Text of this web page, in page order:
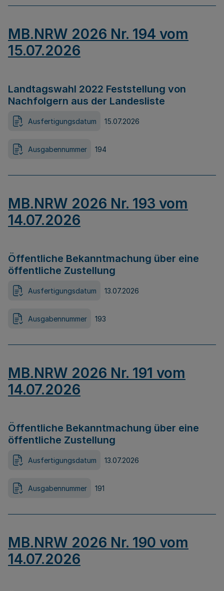
MB.NRW 2026 Nr. 194 vom
15.07.2026
Landtagswahl 2022 Feststellung von
Nachfolgern aus der Landesliste
Ausfertigungsdatum 15.07.2026
Ausgabennummer 194
MB.NRW 2026 Nr. 193 vom
14.07.2026
Öffentliche Bekanntmachung über eine
öffentliche Zustellung
Ausfertigungsdatum 13.07.2026
Ausgabennummer 193
MB.NRW 2026 Nr. 191 vom
14.07.2026
Öffentliche Bekanntmachung über eine
öffentliche Zustellung
Ausfertigungsdatum 13.07.2026
Ausgabennummer 191
MB.NRW 2026 Nr. 190 vom
14.07.2026